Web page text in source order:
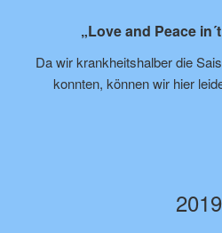
„Love and Peace
Da wir krankheitshalber die
konnten, können wir hier
2019